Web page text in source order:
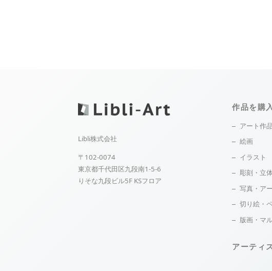
Libli株式会社
〒102-0074
東京都千代田区九段南1-5-6
りそな九段ビル5F KSフロア
作品を購
アート作
絵画
イラスト
彫刻・立
写真・ア
切り絵・
版画・マ
アーティ